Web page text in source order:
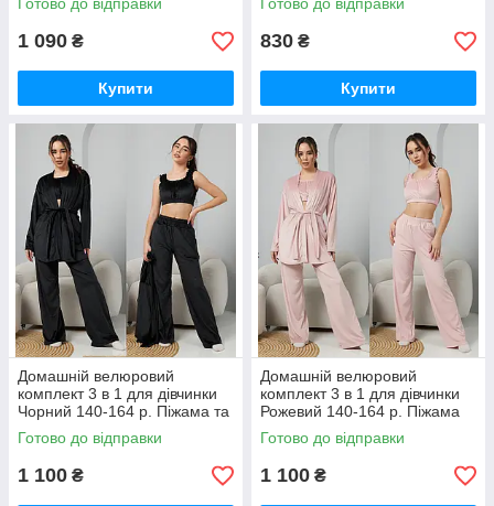
1 090 ₴
Купити
830 ₴
Купити
Домашній велюровий
комплект 3 в 1 для дівчинки
Чорний 140-164 р. Піжама та
халат для дівчаток
Велюровий комплект
Готово до відправки
1 100 ₴
Домашній велюровий
комплект 3 в 1 для дівчинки
Рожевий 140-164 р. Піжама
та халат для дівчаток
Велюровий комплект
Готово до відправки
1 100 ₴